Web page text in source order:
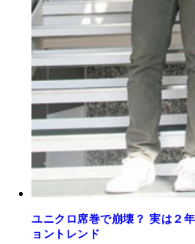
ユニクロ席巻で崩壊？ 実は２
ョントレンド